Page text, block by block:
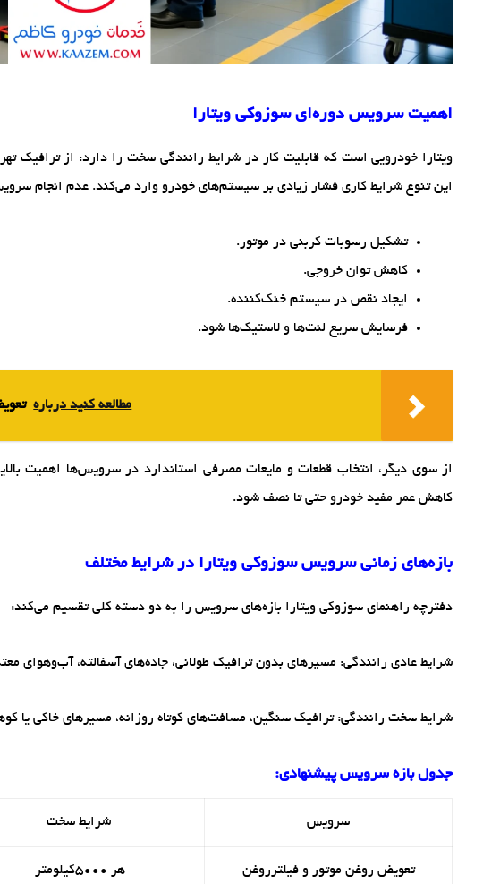
اهمیت سرویس دوره‌ای سوزوکی ویتارا
ویتارا خودرویی است که قابلیت کار در شرایط رانندگی سخت را دارد: از ترافیک
این تنوع شرایط کاری فشار زیادی بر سیستم‌های خودرو وارد می‌کند. عدم انجام
تشکیل رسوبات کربنی در موتور.
کاهش توان خروجی.
ایجاد نقص در سیستم خنک‌کننده.
فرسایش سریع لنت‌ها و لاستیک‌ها شود.
مطالعه کنید درباره‌
از سوی دیگر، انتخاب قطعات و مایعات مصرفی استاندارد در سرویس‌ها اهمیت
کاهش عمر مفید خودرو حتی تا نصف شود.
بازه‌های زمانی سرویس سوزوکی ویتارا در شرایط مختلف
دفترچه راهنمای سوزوکی ویتارا بازه‌های سرویس را به دو دسته کلی تقسیم می‌کند:
شرایط عادی رانندگی: مسیرهای بدون ترافیک طولانی، جاده‌های آسفالته، آب‌وهوای
شرایط سخت رانندگی: ترافیک سنگین، مسافت‌های کوتاه روزانه، مسیرهای خاکی یا
جدول بازه سرویس پیشنهادی:
سرویس شرایط سخت
تعویض روغن موتور و فیلترروغن هر 5000کیلومتر